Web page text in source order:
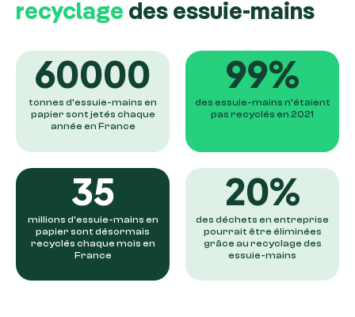
recyclage des essuie-mains
60000
tonnes d’essuie-mains en
papier sont jetés chaque
année en France
99%
des essuie-mains n’étaient
pas recyclés en 2021
35
millions d’essuie-mains en
papier sont désormais
recyclés chaque mois en
France
20%
des déchets en entreprise
pourrait être éliminées
grâce au recyclage des
essuie-mains